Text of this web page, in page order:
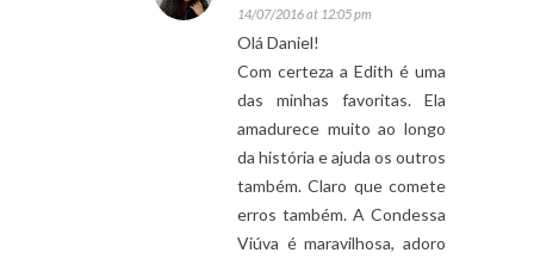
14/07/2016 at 12:05 pm
Olá Daniel!
Com certeza a Edith é uma
das minhas favoritas. Ela
amadurece muito ao longo
da história e ajuda os outros
também. Claro que comete
erros também. A Condessa
Viúva é maravilhosa, adoro